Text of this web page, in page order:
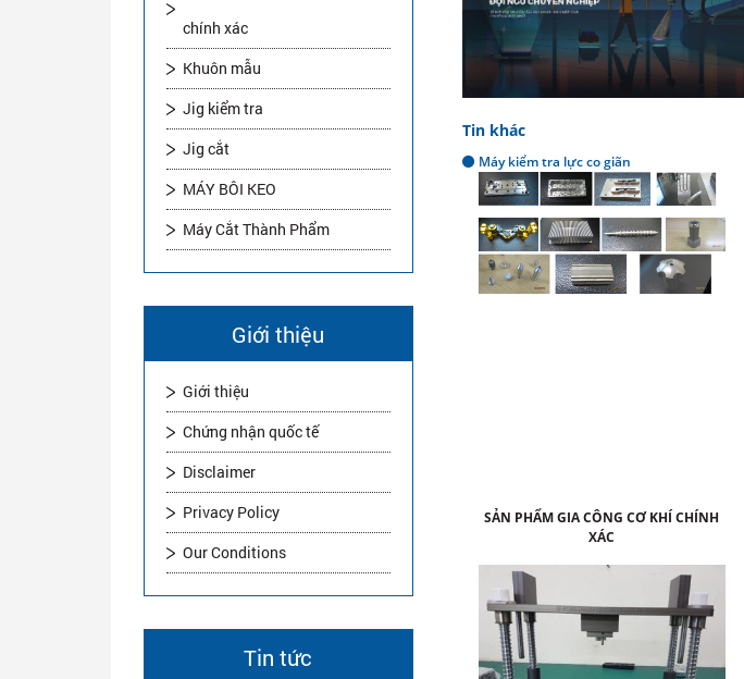
chính xác
Khuôn mẫu
Jig kiểm tra
Jig cắt
MÁY BÔI KEO
Máy Cắt Thành Phẩm
Giới thiệu
Giới thiệu
Chứng nhận quốc tế
Disclaimer
Privacy Policy
Our Conditions
Tin tức
Tin khác
Máy kiểm tra lực co giãn
SẢN PHẨM GIA CÔNG CƠ KHÍ CHÍNH
XÁC